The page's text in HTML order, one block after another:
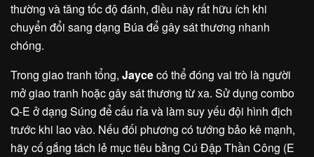
thường và tăng tốc độ đánh, điều này rất hữu ích khi
chuyển đổi sang dạng Búa để gây sát thương nhanh
chóng.
Trong giao tranh tổng, Jaycecó thể đóng vai trò là người
mở giao tranh hoặc gây sát thương từ xa. Sử dụng combo
Q-E ở dạng Súng để cấu rỉa và làm suy yếu đội hình địch
trước khi lao vào. Nếu đối phương có tướng bảo kê mạnh,
hãy cố gắng tách lẻ mục tiêu bằng Cú Đập Thần Công (E